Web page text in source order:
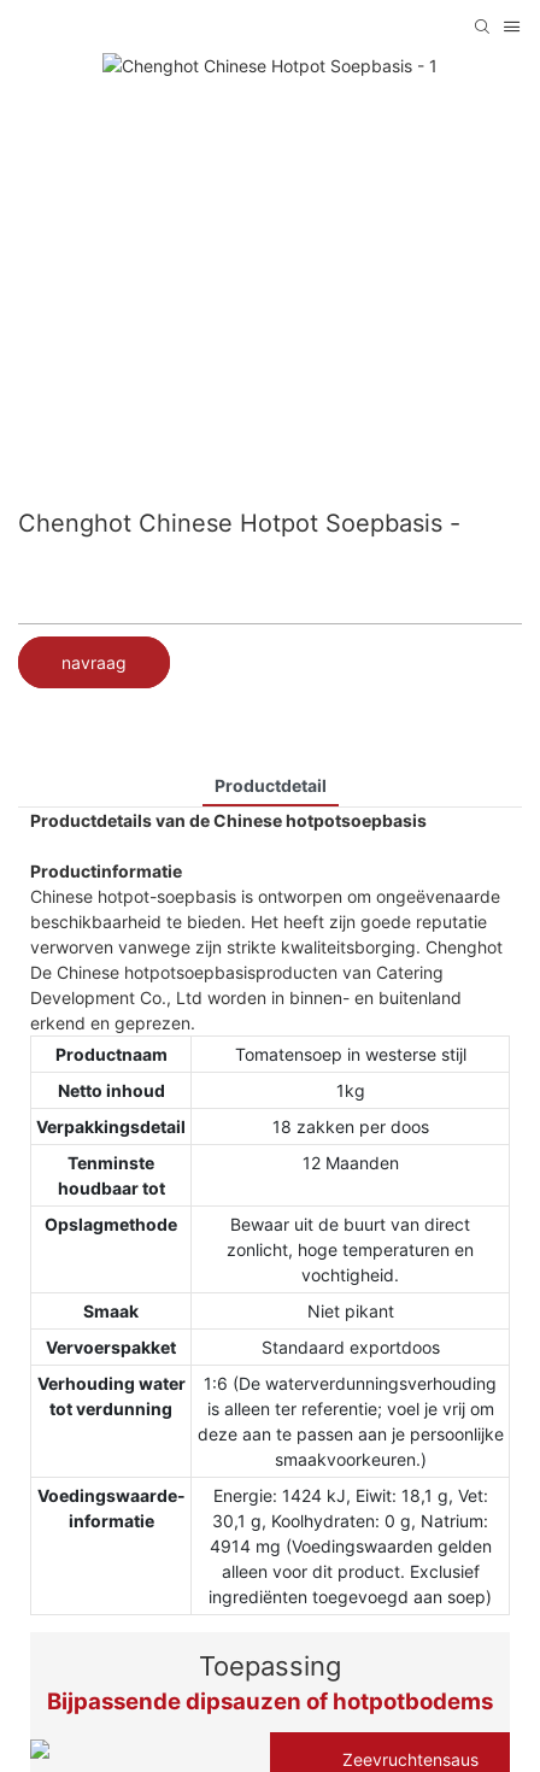
Chenghot Chinese Hotpot Soepbasis -
navraag
Productdetail
Productdetails van de Chinese hotpotsoepbasis
Productinformatie
Chinese hotpot-soepbasis is ontworpen om ongeëvenaarde
beschikbaarheid te bieden. Het heeft zijn goede reputatie
verworven vanwege zijn strikte kwaliteitsborging. Chenghot
De Chinese hotpotsoepbasisproducten van Catering
Development Co., Ltd worden in binnen- en buitenland
erkend en geprezen.
Productnaam
Tomatensoep in westerse stijl
Netto inhoud
1kg
Verpakkingsdetail
18 zakken per doos
Tenminste
houdbaar tot
12 Maanden
Opslagmethode
Bewaar uit de buurt van direct
zonlicht, hoge temperaturen en
vochtigheid.
Smaak
Niet pikant
Vervoerspakket
Standaard exportdoos
Verhouding water
tot verdunning
1:6 (De waterverdunningsverhouding
is alleen ter referentie; voel je vrij om
deze aan te passen aan je persoonlijke
smaakvoorkeuren.)
Voedingswaarde-
informatie
Energie: 1424 kJ, Eiwit: 18,1 g, Vet:
30,1 g, Koolhydraten: 0 g, Natrium:
4914 mg (Voedingswaarden gelden
alleen voor dit product. Exclusief
ingrediënten toegevoegd aan soep)
Toepassing
Bijpassende dipsauzen of hotpotbodems
Zeevruchtensaus